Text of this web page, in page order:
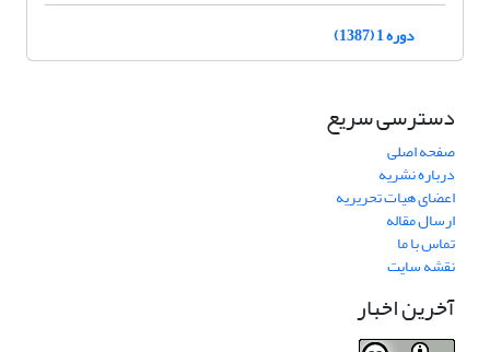
دوره 1 (1387)
دسترسی سریع
صفحه اصلی
درباره نشریه
اعضای هیات تحریریه
ارسال مقاله
تماس با ما
نقشه سایت
آخرین اخبار